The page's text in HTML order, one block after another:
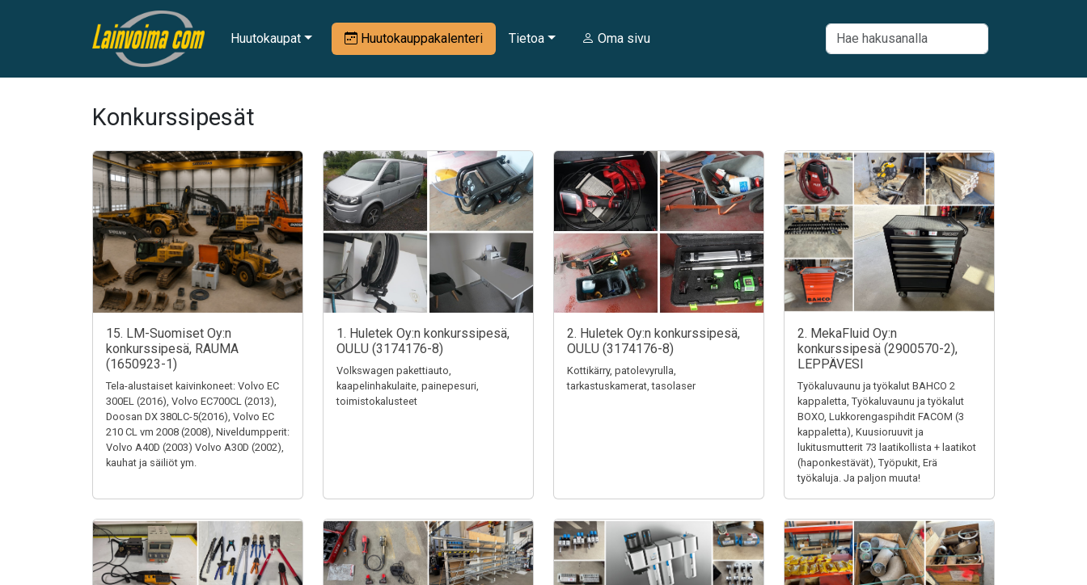
Huutokaupat Huutokauppakalenteri Tietoa Oma sivu
Konkurssipesät
15. LM-Suomiset Oy:n
konkurssipesä, RAUMA
(1650923-1)
Tela-alustaiset kaivinkoneet: Volvo EC
300EL (2016), Volvo EC700CL (2013),
Doosan DX 380LC-5(2016), Volvo EC
210 CL vm 2008 (2008), Niveldumpperit:
Volvo A40D (2003) Volvo A30D (2002),
kauhat ja säiliöt ym.
1. Huletek Oy:n konkurssipesä,
OULU (3174176-8)
Volkswagen pakettiauto,
kaapelinhakulaite, painepesuri,
toimistokalusteet
2. Huletek Oy:n konkurssipesä,
OULU (3174176-8)
Kottikärry, patolevyrulla,
tarkastuskamerat, tasolaser
2. MekaFluid Oy:n
konkurssipesä (2900570-2),
LEPPÄVESI
Työkaluvaunu ja työkalut BAHCO 2
kappaletta, Työkaluvaunu ja työkalut
BOXO, Lukkorengaspihdit FACOM (3
kappaletta), Kuusioruuvit ja
lukitusmutterit 73 laatikollista + laatikot
(haponkestävät), Työpukit, Erä
työkaluja. Ja paljon muuta!